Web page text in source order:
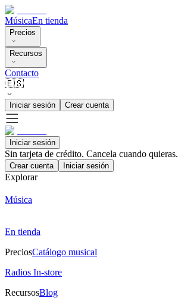
MúsicaEn tienda
Precios
Recursos
Contacto
🇪🇸
Iniciar sesión Crear cuenta
Iniciar sesión
Sin tarjeta de crédito. Cancela cuando quieras.
Crear cuenta Iniciar sesión
Explorar
Música
En tienda
PreciosCatálogo musical
Radios In-store
RecursosBlog